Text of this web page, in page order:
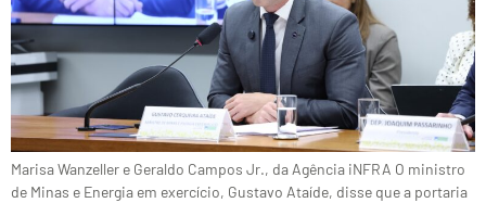
Marisa Wanzeller e Geraldo Campos Jr., da Agência iNFRA O ministro
de Minas e Energia em exercício, Gustavo Ataíde, disse que a portaria